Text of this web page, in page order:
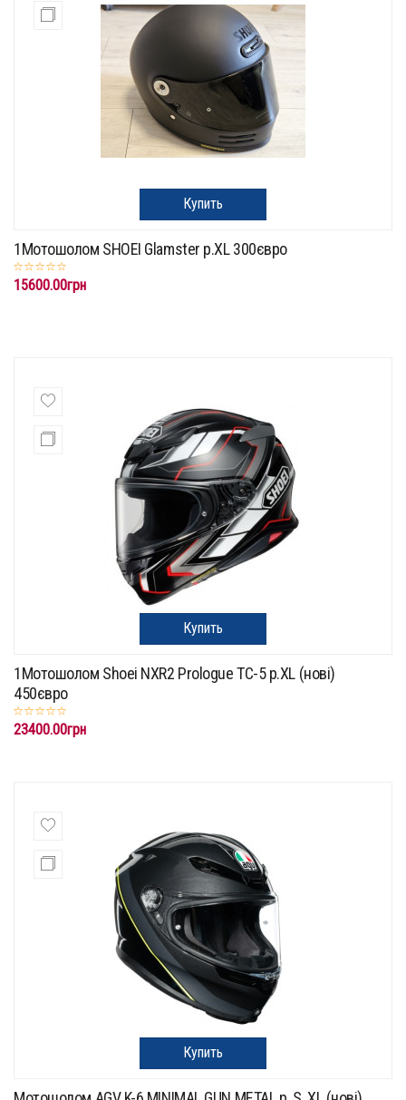
Купить
1Мотошолом SHOEI Glamster p.XL 300євро
15600.00грн
Купить
1Мотошолом Shoei NXR2 Prologue TC-5 p.XL (нові)
450євро
23400.00грн
Купить